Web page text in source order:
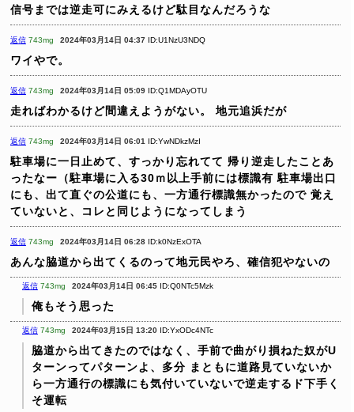
信号までは逆走可にみえるけど駄目なんだろうな
返信 743mg 2024年03月14日 04:37 ID:U1NzU3NDQ
ワイやで。
返信 743mg 2024年03月14日 05:09 ID:Q1MDAyOTU
走ればわかるけど間違えようがない。 地元追浜だが
返信 743mg 2024年03月14日 06:01 ID:YwNDkzMzI
駐車場に一日止めて、すっかり忘れてて 帰り逆走したことあ
ったなー（駐車場に入る30ｍ以上手前には標識有 駐車場出口
にも、出て直ぐの公道にも、一方通行標識無かったので 覚え
ていないと、コレと同じようになってしまう
返信 743mg 2024年03月14日 06:28 ID:k0NzExOTA
あんな脇道から出てくるのって地元民やろ、確信犯やないの
返信 743mg 2024年03月14日 06:45 ID:Q0NTc5Mzk
俺もそう思った
返信 743mg 2024年03月15日 13:20 ID:YxODc4NTc
脇道から出てきたのではなく、手前で曲がり損ねた奴がU
ターンってパターンよ、多分 まともに道路見ていないか
ら一方通行の標識にも気付いていないで逆走するド下手く
そ運転